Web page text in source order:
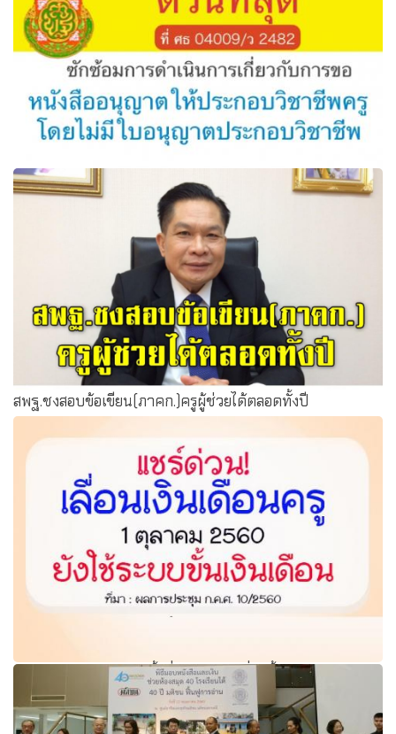
ซักซ้อมการดำเนินการเกี่ยวกับการขอหนังสืออนุญาตให้
ประกอบวิชาชีพครูโดยไม่มีใบอนุญาต
สพฐ.ชงสอบข้อเขียน(ภาคก.)ครูผู้ช่วยได้ตลอดทั้งปี
ผลการประชุม ก.ค.ศ. ครั้งที่ 10/2560 เลื่อนขั้นเงินเดือนครู 1
ตุลาคม 60 ยังใช้ระบบขั้นเงินเดือน